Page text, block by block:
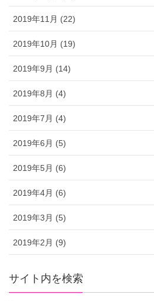
2019年11月 (22)
2019年10月 (19)
2019年9月 (14)
2019年8月 (4)
2019年7月 (4)
2019年6月 (5)
2019年5月 (6)
2019年4月 (6)
2019年3月 (5)
2019年2月 (9)
サイト内を検索